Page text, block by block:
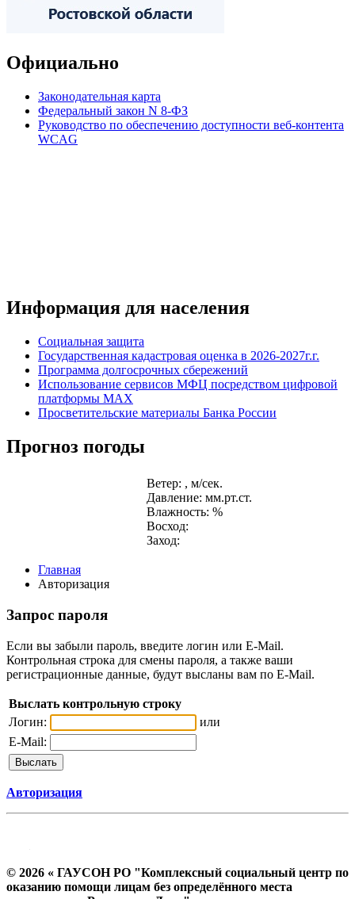
Официально
Законодательная карта
Федеральный закон N 8-ФЗ
Руководство по обеспечению доступности веб-контента
WCAG
Информация для населения
Социальная защита
Государственная кадастровая оценка в 2026-2027г.г.
Программа долгосрочных сбережений
Использование сервисов МФЦ посредством цифровой
платформы MAX
Просветительские материалы Банка России
Прогноз погоды
Ветер: , м/сек.
Давление: мм.рт.ст.
Влажность: %
Восход:
Заход:
Главная
Авторизация
Запрос пароля
Если вы забыли пароль, введите логин или E-Mail.
Контрольная строка для смены пароля, а также ваши
регистрационные данные, будут высланы вам по E-Mail.
Выслать контрольную строку
Логин:
или
E-Mail:
Авторизация
© 2026 « ГАУСОН РО "Комплексный социальный центр по
оказанию помощи лицам без определённого места